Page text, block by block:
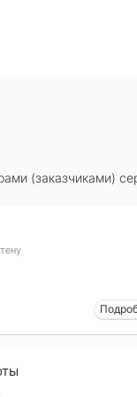
(заказчиками)
Cash-back на свой